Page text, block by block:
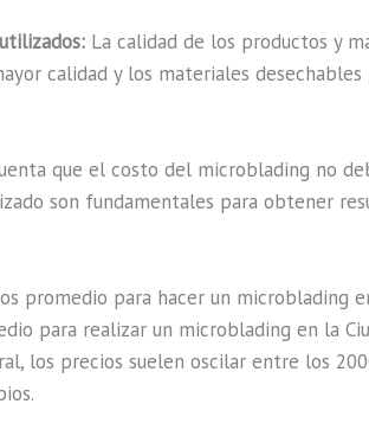
La calidad de los productos y
calidad y los materiales
que el costo del microblading no
son fundamentales para obtener
promedio para hacer un microblading
para realizar un microblading en la
los precios suelen oscilar entre los